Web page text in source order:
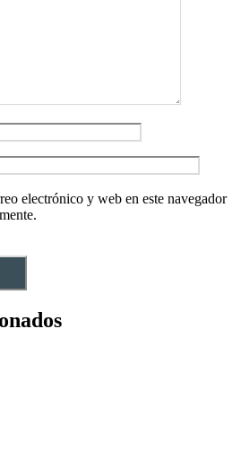
electrónico y web en este navegador